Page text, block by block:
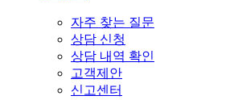
자주 찾는 질문
상담 신청
상담 내역 확인
고객제안
신고센터